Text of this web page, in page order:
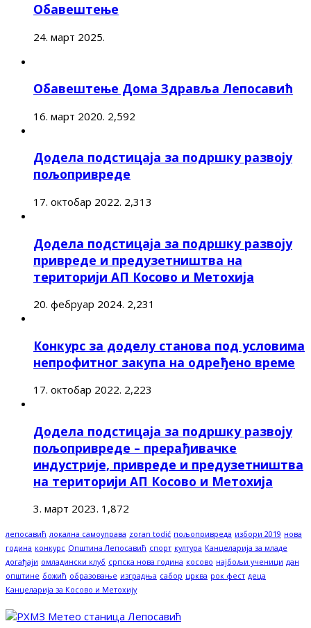
Обавештење
24. март 2025.
Обавештење Дома Здравља Лепосавић
16. март 2020. 2,592
Додела подстицаја за подршку развоју
пољопривреде
17. октобар 2022. 2,313
Додела подстицаја за подршку развоју
привреде и предузетништва на
територији АП Косово и Метохија
20. фебруар 2024. 2,231
Конкурс за доделу станова под условима
непрофитног закупа на одређено време
17. октобар 2022. 2,223
Додела подстицаја за подршку развоју
пољопривреде – прерађивачке
индустрије, привреде и предузетништва
на територији АП Косово и Метохија
3. март 2023. 1,872
лепосавић локална самоуправа zoran todić пољопривреда избори 2019 нова
година конкурс Општина Лепосавић спорт култура Канцеларија за младе
догађаји омладински клуб српска нова година косово најбољи ученици дан
општине божић образовање изградња сабор црква рок фест деца
Канцеларија за Косово и Метохију